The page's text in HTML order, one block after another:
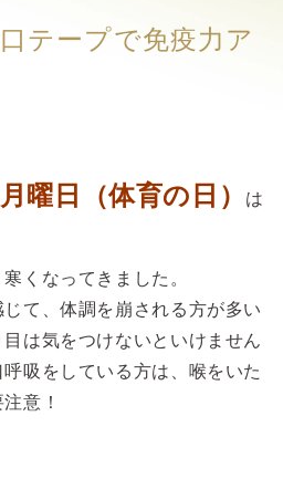
テープで免疫力ア
曜日（体育の日）
は
くなってきました。
て、体調を崩される方が多い
は気をつけないといけません
吸をしている方は、喉をいた
意！